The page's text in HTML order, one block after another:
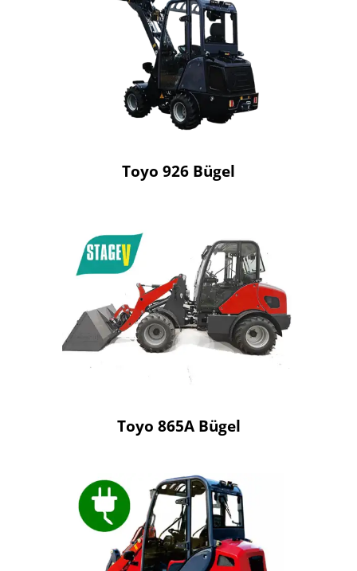
Toyo 926 Bügel
Toyo 865A Bügel